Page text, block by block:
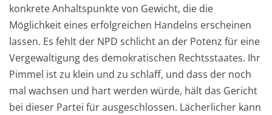
konkrete Anhaltspunkte von Gewicht, die die
Möglichkeit eines erfolgreichen Handelns erscheinen
lassen. Es fehlt der NPD schlicht an der Potenz für eine
Vergewaltigung des demokratischen Rechtsstaates. Ihr
Pimmel ist zu klein und zu schlaff, und dass der noch
mal wachsen und hart werden würde, hält das Gericht
bei dieser Partei für ausgeschlossen. Lächerlicher kann